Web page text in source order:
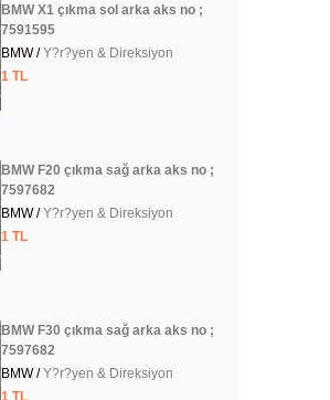
BMW X1 çıkma sol arka aks no ;
7591595
BMW /Y?r?yen & Direksiyon
1 TL
BMW F20 çıkma sağ arka aks no ;
7597682
BMW /Y?r?yen & Direksiyon
1 TL
BMW F30 çıkma sağ arka aks no ;
7597682
BMW /Y?r?yen & Direksiyon
1 TL